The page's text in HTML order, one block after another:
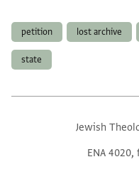
lost archive
petition
state
Jewish
ENA